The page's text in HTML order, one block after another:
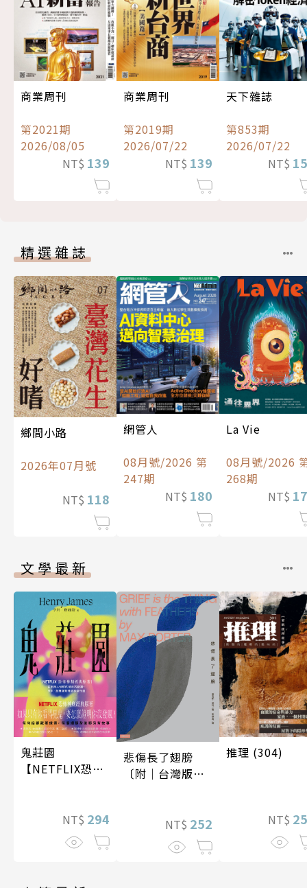
商業周刊
第2021期
2026/08/05
NT$ 139
商業周刊
第2019期
2026/07/22
NT$ 139
天下雜誌
第853期
2026/07/22
NT$
精選雜誌
鄉間小路
2026年07月號
NT$ 118
網管人
08月號/2026 第
247期
NT$ 180
La Vie
08月號/2026
268期
NT$
文學最新
鬼莊園
【NETFLIX恐怖
NT$ 294
悲傷長了翅膀
〔附｜台灣版獨
NT$ 252
推理 (304)
NT$